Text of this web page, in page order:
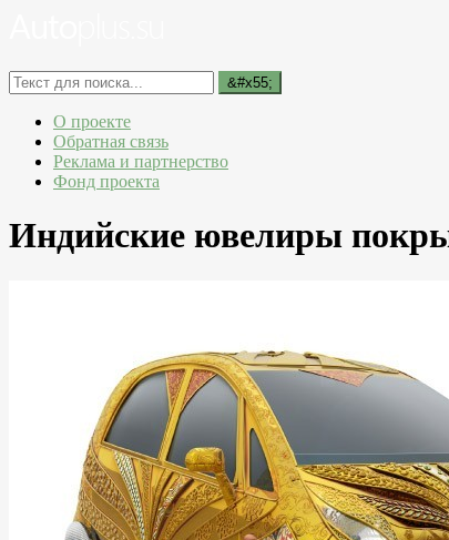
О проекте
Обратная связь
Реклама и партнерство
Фонд проекта
Индийские ювелиры